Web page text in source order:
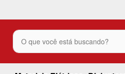
O que você está buscando?